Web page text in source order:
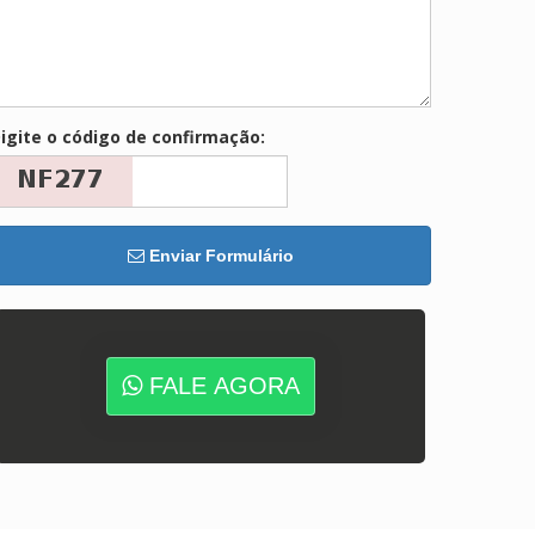
o código de confirmação:
Enviar Formulário
FALE AGORA